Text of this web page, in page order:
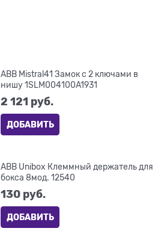
ABB Mistral41 Замок с 2 ключами в
нишу 1SLM004100A1931
2 121 руб.
ДОБАВИТЬ
ABB Unibox Клеммный держатель для
бокса 8мод. 12540
130 руб.
ДОБАВИТЬ